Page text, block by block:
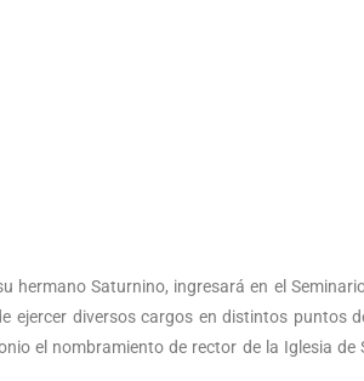
hermano Saturnino, ingresará en el
ejercer diversos cargos en distintos puntos
el nombramiento de rector de la Iglesia de